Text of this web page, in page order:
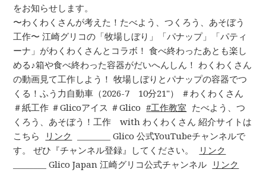
をお知らせします。
〜わくわくさんが考えた！たべよう、つくろう、あそぼう
工作〜 江崎グリコの「牧場しぼり」「パナップ」「パティ
ーナ」がわくわくさんとコラボ！ 食べ終わったあとも楽し
める♪箱や食べ終わった容器がだいへんしん！ わくわくさん
の動画見て工作しよう！ 牧場しぼりとパナップの容器でつ
くる！ふう力自動車（2026-7 10分21"） ＃わくわくさん
＃紙工作 ＃Glicoアイス ＃Glico
工作教室 たべよう、つ
くろう、あそぼう！工作 with わくわくさん 紹介サイトは
こちら
リンク
________ Glico 公式YouTubeチャンネルで
す。 ぜひ『チャンネル登録』してください。
リンク
________ Glico Japan 江崎グリコ公式チャンネル リンク